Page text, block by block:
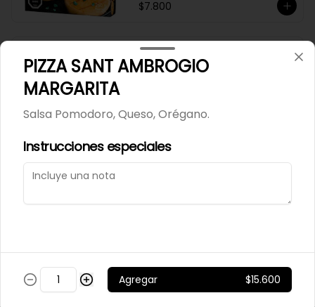
$7.800
MANÍ CONFITADO
MERCADO SILVESTRE 200
PIZZA SANT AMBROGIO
MARGARITA
Salsa Pomodoro, Queso, Orégano.
Instrucciones especiales
Agregar $15.600